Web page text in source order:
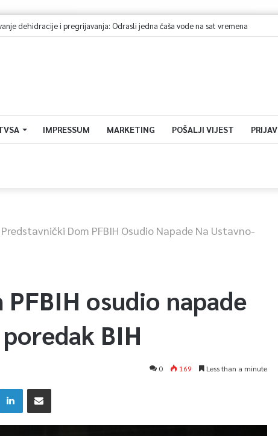
IMPRESSUM MARKETING POŠALJI VIJEST
Predstavnički Dom PFBIH Osudio Napade Na Ustavno-
osudio napade
BIH
0 169 Less than a minute